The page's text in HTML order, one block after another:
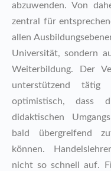
abzuwenden. Von
zentral für
allen
Universität, sondern
Weiterbildung. Der
unterstützend
optimistisch, dass
didaktischen
bald übergreifend
können.
nicht so schnell auf.